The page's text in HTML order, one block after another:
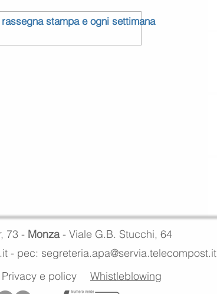
stampa e ogni settimana
73 - Monza- Viale G.B. Stucchi, 64
- pec: segreteria.apa@servia.telecompost.it
Privacy e policy Whistleblowing